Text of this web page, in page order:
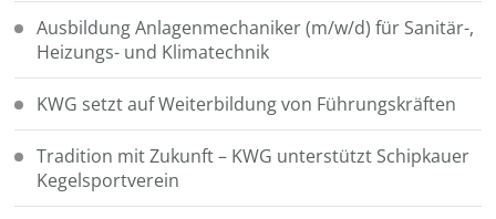
Ausbildung Anlagenmechaniker (m/w/d) für Sanitär-,
Heizungs- und Klimatechnik
KWG setzt auf Weiterbildung von Führungskräften
Tradition mit Zukunft – KWG unterstützt Schipkauer
Kegelsportverein